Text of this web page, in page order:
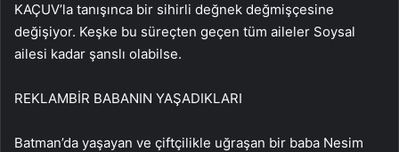
KAÇUV’la tanışınca bir sihirli değnek değmişçesine
değişiyor. Keşke bu süreçten geçen tüm aileler Soysal
ailesi kadar şanslı olabilse.
REKLAMBİR BABANIN YAŞADIKLARI
Batman’da yaşayan ve çiftçilikle uğraşan bir baba Nesim